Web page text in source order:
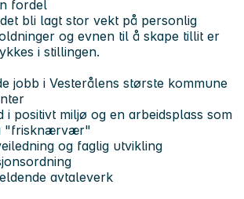
fordel
bli lagt stor vekt på personlig
og evnen til å skape tillit er
i stillingen.
jobb i Vesterålens største kommune
i positivt miljø og en arbeidsplass som
"frisknærvær"
og faglig utvikling
avtaleverk